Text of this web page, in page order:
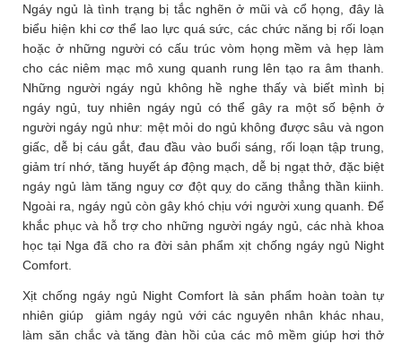
Ngáy ngủ là tình trạng bị tắc nghẽn ở mũi và cổ họng, đây là
biểu hiện khi cơ thể lao lực quá sức, các chức năng bị rối loạn
hoặc ở những người có cấu trúc vòm họng mềm và hẹp làm
cho các niêm mạc mô xung quanh rung lên tạo ra âm thanh.
Những người ngáy ngủ không hề nghe thấy và biết mình bị
ngáy ngủ, tuy nhiên ngáy ngủ có thể gây ra một số bệnh ở
người ngáy ngủ như: mệt mỏi do ngủ không được sâu và ngon
giấc, dễ bị cáu gắt, đau đầu vào buổi sáng, rối loạn tập trung,
giảm trí nhớ, tăng huyết áp động mạch, dễ bị ngạt thở, đặc biệt
ngáy ngủ làm tăng nguy cơ đột quỵ do căng thẳng thần kiinh.
Ngoài ra, ngáy ngủ còn gây khó chịu với người xung quanh. Để
khắc phục và hỗ trợ cho những người ngáy ngủ, các nhà khoa
học tại Nga đã cho ra đời sản phẩm xịt chống ngáy ngủ Night
Comfort.
Xịt chống ngáy ngủ Night Comfort là sản phẩm hoàn toàn tự
nhiên giúp giảm ngáy ngủ với các nguyên nhân khác nhau,
làm săn chắc và tăng đàn hồi của các mô mềm giúp hơi thở